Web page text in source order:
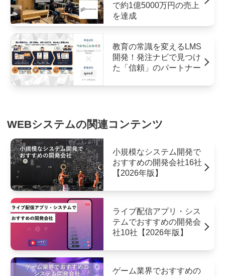
で約1億5000万円の売上
を達成
教育の常識を変えるLMS
開発！発注ナビで見つけ
た「信頼」のパートナー
WEBシステムの関連コンテンツ
小規模なシステム開発で
おすすめの開発会社16社
【2026年版】
ライブ配信アプリ・シス
テムでおすすめの開発会
社10社【2026年版】
ゲーム業界でおすすめの